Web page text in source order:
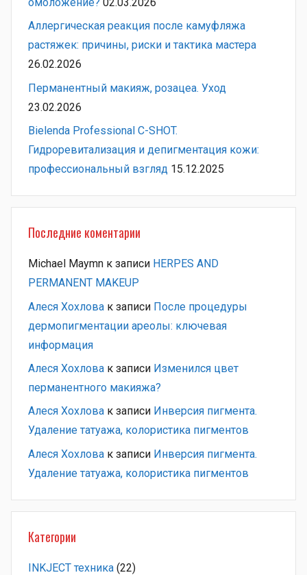
Аллергическая реакция после камуфляжа
растяжек: причины, риски и тактика мастера
26.02.2026
Перманентный макияж, розацеа. Уход
23.02.2026
Bielenda Professional C-SHOT.
Гидроревитализация и депигментация кожи:
профессиональный взгляд 15.12.2025
Последние коментарии
Michael Maymn к записи HERPES AND
PERMANENT MAKEUP
Алеся Хохлова к записи После процедуры
дермопигментации ареолы: ключевая
информация
Алеся Хохлова к записи Изменился цвет
перманентного макияжа?
Алеся Хохлова к записи Инверсия пигмента.
Удаление татуажа, колористика пигментов
Алеся Хохлова к записи Инверсия пигмента.
Удаление татуажа, колористика пигментов
Категории
INKJECT техника (22)